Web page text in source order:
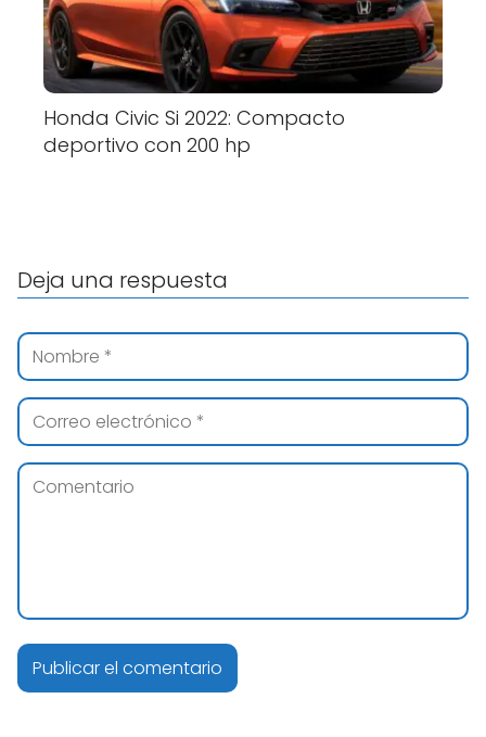
Honda Civic Si 2022: Compacto
deportivo con 200 hp
Deja una respuesta